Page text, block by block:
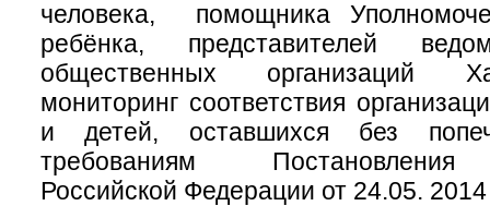
человека, помощника
ребёнка, представителей
общественных организаций
мониторинг соответствия
и детей, оставшихся без
требованиям Постановления
Российской Федерации от 24.05.